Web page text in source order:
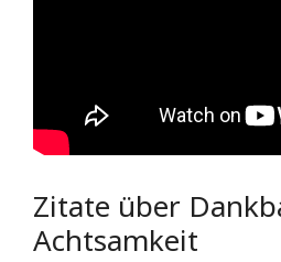
Zitate über
Achtsamkeit